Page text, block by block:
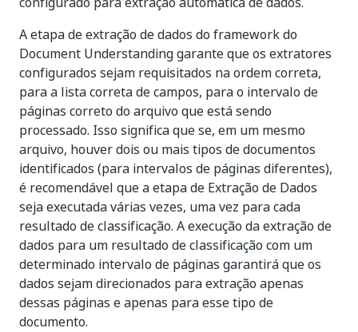
A etapa de extração de dados do framework do
Document Understanding garante que os extratores
configurados sejam requisitados na ordem correta,
para a lista correta de campos, para o intervalo de
páginas correto do arquivo que está sendo
processado. Isso significa que se, em um mesmo
arquivo, houver dois ou mais tipos de documentos
identificados (para intervalos de páginas diferentes),
é recomendável que a etapa de Extração de Dados
seja executada várias vezes, uma vez para cada
resultado de classificação. A execução da extração de
dados para um resultado de classificação com um
determinado intervalo de páginas garantirá que os
dados sejam direcionados para extração apenas
dessas páginas e apenas para esse tipo de
documento.